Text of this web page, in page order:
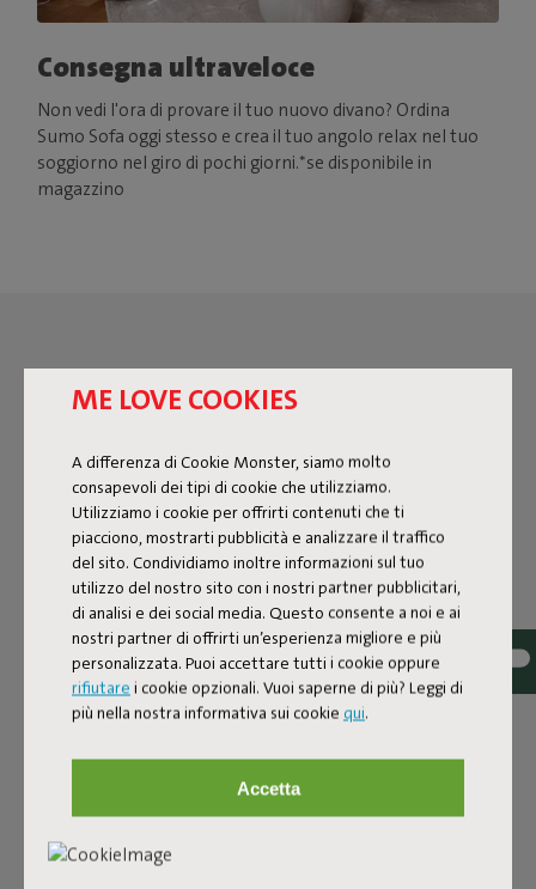
ME LOVE COOKIES
A differenza di Cookie Monster, siamo molto
consapevoli dei tipi di cookie che utilizziamo.
Utilizziamo i cookie per offrirti contenuti che ti
piacciono, mostrarti pubblicità e analizzare il traffico
del sito. Condividiamo inoltre informazioni sul tuo
utilizzo del nostro sito con i nostri partner pubblicitari,
di analisi e dei social media. Questo consente a noi e ai
nostri partner di offrirti un’esperienza migliore e più
personalizzata. Puoi accettare tutti i cookie oppure
rifiutare i cookie opzionali. Vuoi saperne di più? Leggi di
più nella nostra informativa sui cookie qui.
Accetta
Consegna ultraveloce
Non vedi l'ora di provare il tuo nuovo divano? Ordina
Sumo Sofa oggi stesso e crea il tuo angolo relax nel tuo
soggiorno nel giro di pochi giorni.*se disponibile in
magazzino
Tessuto bouclé
Il Sumo Sofa Bouclé è realizzato in poliestere riciclato con
per un bellissimo effetto mélange. Morbido e